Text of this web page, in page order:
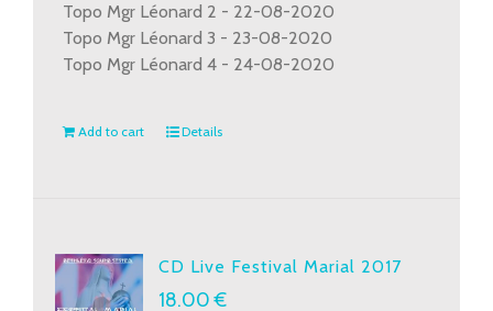
Topo Mgr Léonard 2 - 22-08-2020
Topo Mgr Léonard 3 - 23-08-2020
Topo Mgr Léonard 4 - 24-08-2020
Add to cart Details
CD Live Festival Marial 2017
18.00€